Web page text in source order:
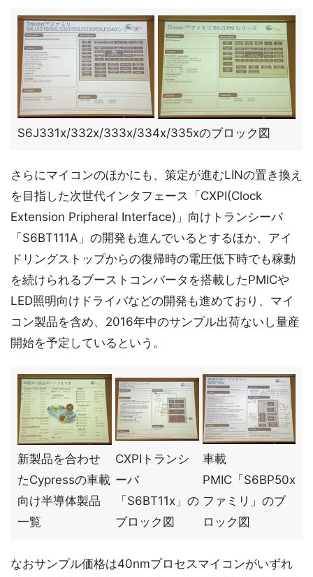
S6J331x/332x/333x/334x/335xのブロック図
さらにマイコンのほかにも、策定が進むLINの置き換え
を目指した次世代インタフェース「CXPI(Clock
Extension Pripheral Interface)」向けトランシーバ
「S6BT111A」の開発も進んでいるとするほか、アイ
ドリングストップからの復帰時の電圧低下時でも稼動
を続けられるブーストコンバータを搭載したPMICや
LED照明向けドライバなどの開発も進めており、マイ
コン製品を含め、2016年中のサンプル出荷ないし量産
開始を予定しているという。
新製品を合わせ
たCypressの車載
向け半導体製品
一覧
CXPIトランシ
ーバ
「S6BT11x」の
ブロック図
車載
PMIC「S6BP50x
ファミリ」のブ
ロック図
なおサンプル価格は40nmプロセスマイコンがいずれ